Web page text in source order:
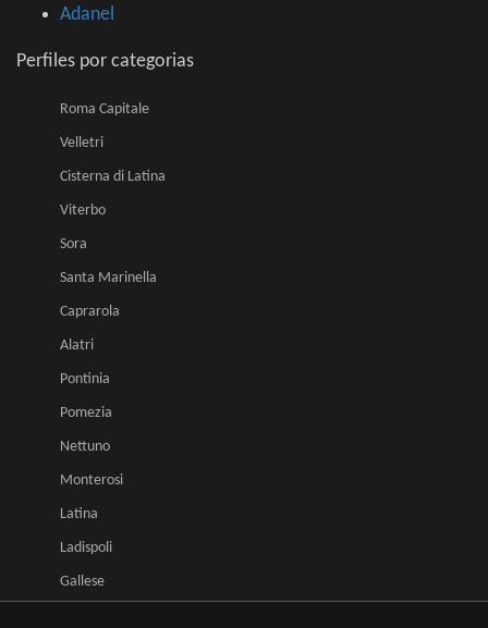
Adanel
Perfiles por categorias
Roma Capitale
Velletri
Cisterna di Latina
Viterbo
Sora
Santa Marinella
Caprarola
Alatri
Pontinia
Pomezia
Nettuno
Monterosi
Latina
Ladispoli
Gallese